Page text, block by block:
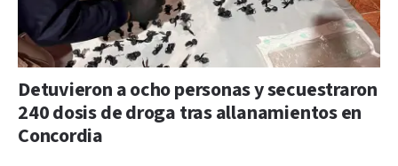
Detuvieron a ocho personas y secuestraron
240 dosis de droga tras allanamientos en
Concordia